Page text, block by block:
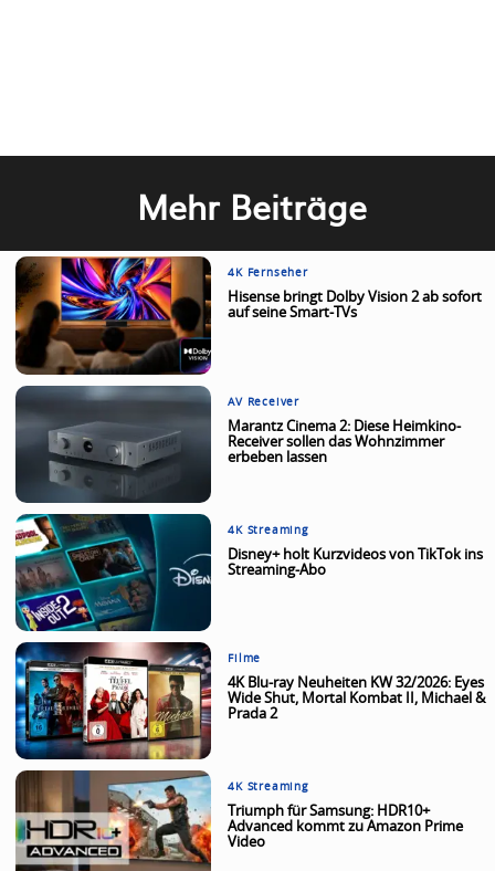
Mehr Beiträge
4K Fernseher
Hisense bringt Dolby Vision 2 ab sofort
auf seine Smart-TVs
AV Receiver
Marantz Cinema 2: Diese Heimkino-
Receiver sollen das Wohnzimmer
erbeben lassen
4K Streaming
Disney+ holt Kurzvideos von TikTok ins
Streaming-Abo
Filme
4K Blu-ray Neuheiten KW 32/2026: Eyes
Wide Shut, Mortal Kombat II, Michael &
Prada 2
4K Streaming
Triumph für Samsung: HDR10+
Advanced kommt zu Amazon Prime
Video